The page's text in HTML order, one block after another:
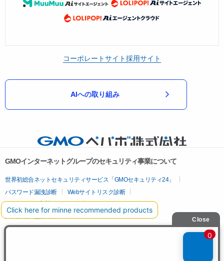
コーポレートサイト採用サイト
AIへの取り組み
GMOインターネットグループのセキュリティ事業について
世界初総合ネットセキュリティサービス「GMOセキュリティ24」
パスワード漏洩診断
Webサイトリスク診断
セキュリティ相談AIチャットボット
実在証明・盗聴対策
サイバー攻撃対策（GMOサイバーセキュリティ byイエラエ）